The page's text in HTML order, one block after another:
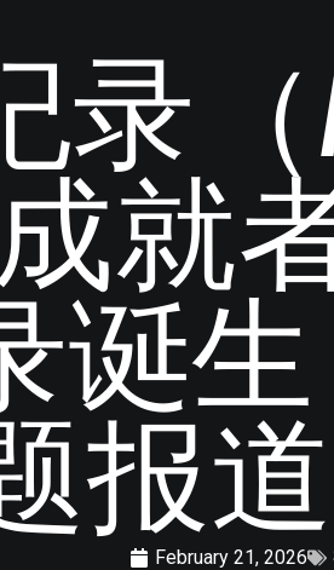
（
就
诞
报道
February 21, 2026